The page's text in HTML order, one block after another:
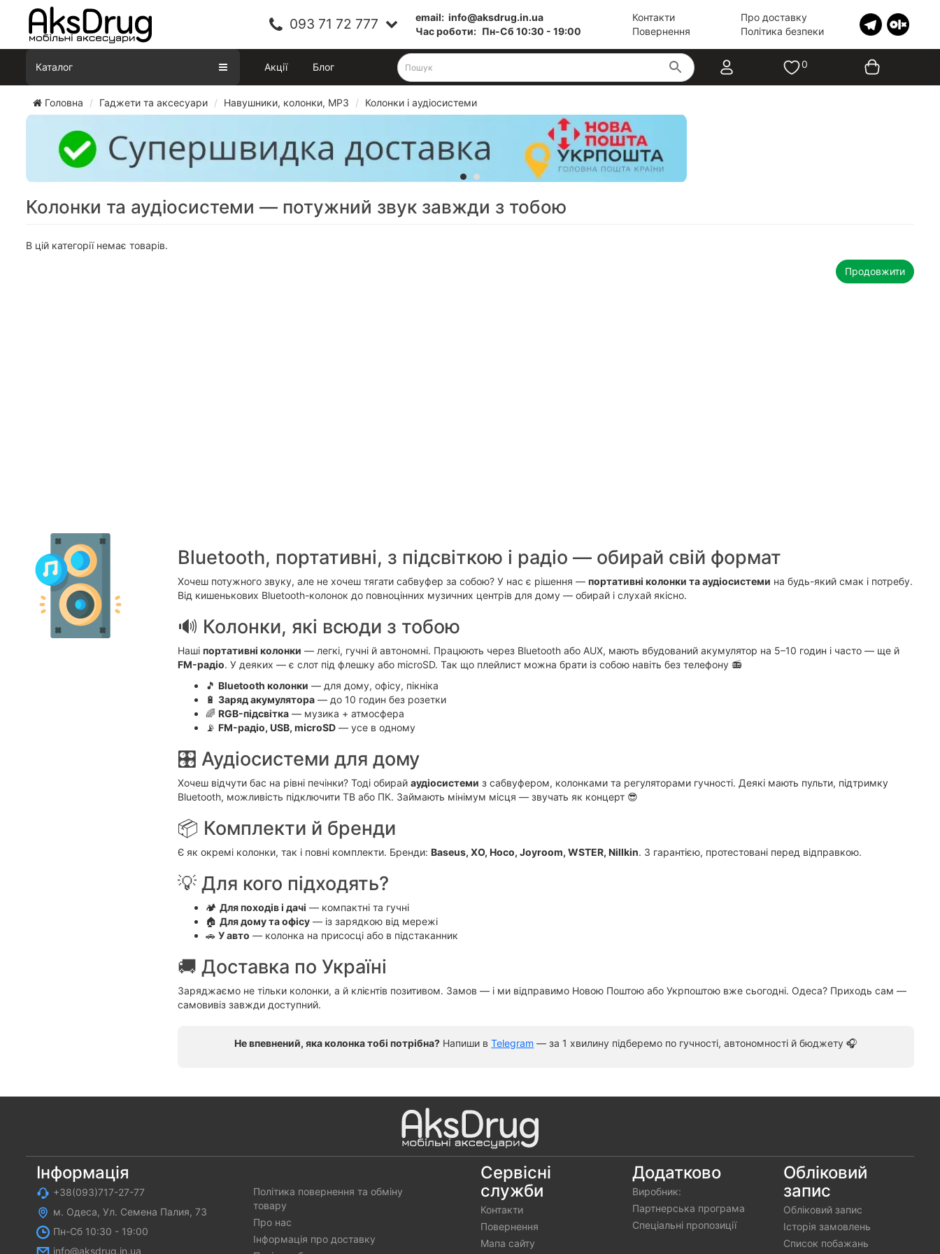
093 71 72 777 email: info@aksdrug.in.ua
Час роботи: Пн-Cб 10:30 - 19:00
Контакти
Повернення
Про доставку
Політика безпеки
Каталог Акції Блог 0
Головна Гаджети та аксесуари Навушники, колонки, MP3 Колонки і аудіосистеми
Колонки та аудіосистеми — потужний звук завжди з тобою
В цій категорії немає товарів.
Продовжити
Bluetooth, портативні, з підсвіткою і радіо — обирай свій формат
Хочеш потужного звуку, але не хочеш тягати сабвуфер за собою? У нас є рішення — портативні колонки та аудіосистеми на будь-який смак і потребу.
Від кишенькових Bluetooth-колонок до повноцінних музичних центрів для дому — обирай і слухай якісно.
🔊 Колонки, які всюди з тобою
Наші портативні колонки — легкі, гучні й автономні. Працюють через Bluetooth або AUX, мають вбудований акумулятор на 5–10 годин і часто — ще й
FM-радіо. У деяких — є слот під флешку або microSD. Так що плейлист можна брати із собою навіть без телефону 📻
🎵 Bluetooth колонки — для дому, офісу, пікніка
🔋 Заряд акумулятора— до 10 годин без розетки
🌈 RGB-підсвітка— музика + атмосфера
📡 FM-радіо, USB, microSD— усе в одному
🎛 Аудіосистеми для дому
Хочеш відчути бас на рівні печінки? Тоді обирай аудіосистеми з сабвуфером, колонками та регуляторами гучності. Деякі мають пульти, підтримку
Bluetooth, можливість підключити ТВ або ПК. Займають мінімум місця — звучать як концерт 😎
📦 Комплекти й бренди
Є як окремі колонки, так і повні комплекти. Бренди: Baseus, XO, Hoco, Joyroom, WSTER, Nillkin. З гарантією, протестовані перед відправкою.
💡 Для кого підходять?
🏕 Для походів і дачі — компактні та гучні
🏠 Для дому та офісу— із зарядкою від мережі
🚗 У авто — колонка на присосці або в підстаканник
🚚 Доставка по Україні
Заряджаємо не тільки колонки, а й клієнтів позитивом. Замов — і ми відправимо Новою Поштою або Укрпоштою вже сьогодні. Одеса? Приходь сам —
самовивіз завжди доступний.
Не впевнений, яка колонка тобі потрібна? Напиши вTelegram — за 1 хвилину підберемо по гучності, автономності й бюджету 🎧
Інформація
+38(093)717-27-77
м. Одеса, Ул. Семена Палия, 73
Пн-Cб 10:30 - 19:00
info@aksdrug.in.ua
Політика повернення та обміну
товару
Про нас
Інформація про доставку
Сервісні
служби
Контакти
Повернення
Мапа сайту
Додатково
Виробник:
Партнерська програма
Спеціальні пропозиції
Обліковий
запис
Обліковий запис
Історія замовлень
Список побажань